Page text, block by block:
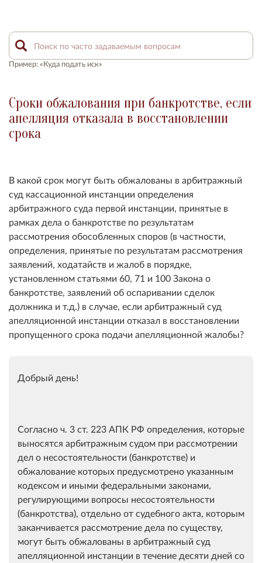
Пример: «Куда подать иск»
Сроки обжалования при банкротстве, если
апелляция отказала в восстановлении
срока
В какой срок могут быть обжалованы в арбитражный
суд кассационной инстанции определения
арбитражного суда первой инстанции, принятые в
рамках дела о банкротстве по результатам
рассмотрения обособленных споров (в частности,
определения, принятые по результатам рассмотрения
заявлений, ходатайств и жалоб в порядке,
установленном статьями 60, 71 и 100 Закона о
банкротстве, заявлений об оспаривании сделок
должника и т.д.) в случае, если арбитражный суд
апелляционной инстанции отказал в восстановлении
пропущенного срока подачи апелляционной жалобы?
Добрый день!
Согласно ч. 3 ст. 223 АПК РФ определения, которые
выносятся арбитражным судом при рассмотрении
дел о несостоятельности (банкротстве) и
обжалование которых предусмотрено указанным
кодексом и иными федеральными законами,
регулирующими вопросы несостоятельности
(банкротства), отдельно от судебного акта, которым
заканчивается рассмотрение дела по существу,
могут быть обжалованы в арбитражный суд
апелляционной инстанции в течение десяти дней со